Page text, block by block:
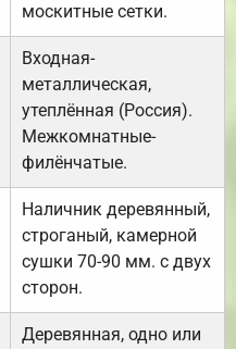
москитные сетки.
Входная-
металлическая,
утеплённая (Россия).
Межкомнатные-
филёнчатые.
Наличник деревянный,
строганый, камерной
сушки 70-90 мм. с двух
сторон.
Деревянная, одно или